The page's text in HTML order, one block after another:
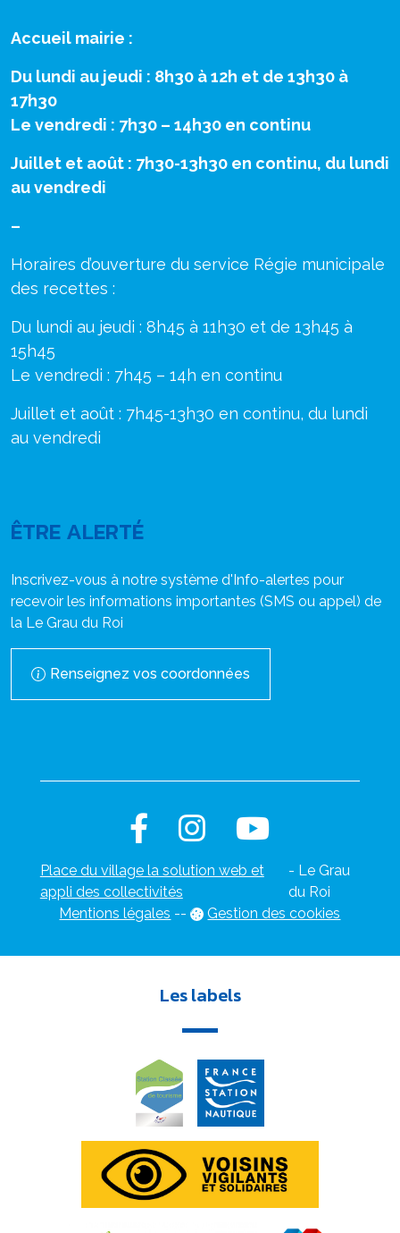
Accueil mairie :
Du lundi au jeudi : 8h30 à 12h et de 13h30 à
17h30
Le vendredi : 7h30 – 14h30 en continu
Juillet et août : 7h30-13h30 en continu, du lundi
au vendredi
–
Horaires d’ouverture du service Régie municipale
des recettes :
Du lundi au jeudi : 8h45 à 11h30 et de 13h45 à
15h45
Le vendredi : 7h45 – 14h en continu
Juillet et août : 7h45-13h30 en continu, du lundi
au vendredi
ÊTRE ALERTÉ
Inscrivez-vous à notre système d'Info-alertes pour
recevoir les informations importantes (SMS ou appel) de
la Le Grau du Roi
Renseignez vos coordonnées
Place du village la solution web et
appli des collectivités
- Le Grau
du Roi
Mentions légales -- Gestion des cookies
Les labels